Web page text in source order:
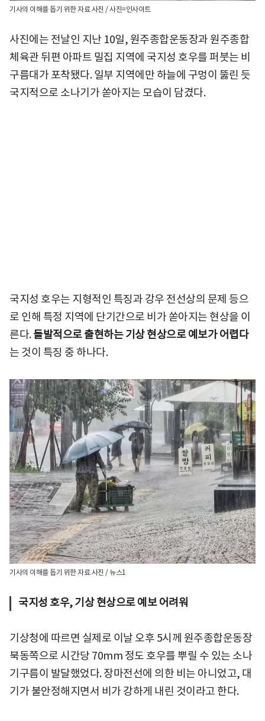
기사의 이해를 돕기 위한 자료 사진 / 사진=인사이트
사진에는 전날인 지난 10일, 원주종합운동장과 원주종합
체육관 뒤편 아파트 밀집 지역에 국지성 호우를 퍼붓는 비
구름대가 포착됐다. 일부 지역에만 하늘에 구멍이 뚫린 듯
국지적으로 소나기가 쏟아지는 모습이 담겼다.
국지성 호우는 지형적인 특징과 강우 전선상의 문제 등으
로 인해 특정 지역에 단기간으로 비가 쏟아지는 현상을 이
른다.돌발적으로 출현하는 기상 현상으로 예보가 어렵다
는 것이 특징 중 하나다.
기사의 이해를 돕기 위한 자료 사진 / 뉴스1
국지성 호우, 기상 현상으로 예보 어려워
기상청에 따르면 실제로 이날 오후 5시께 원주종합운동장
북동쪽으로 시간당 70mm 정도 호우를 뿌릴 수 있는 소나
기구름이 발달했었다. 장마전선에 의한 비는 아니었고, 대
기가 불안정해지면서 비가 강하게 내린 것이라고 한다.